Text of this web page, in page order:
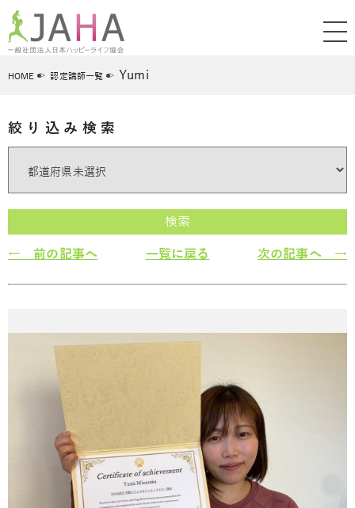
HOME 認定講師一覧 Yumi
絞り込み検索
検索
← 前の記事へ 一覧に戻る 次の記事へ →